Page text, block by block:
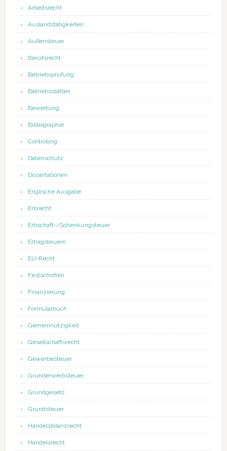
Arbeitsrecht
Auslandstätigkeiten
Außensteuer
Berufsrecht
Betriebsprüfung
Betriebsstätten
Bewertung
Bibliographie
Controlling
Datenschutz
Dissertationen
Englische Ausgabe
Erbrecht
Erbschaft-/Schenkungsteuer
Ertragsteuern
EU-Recht
Festschriften
Finanzierung
Formularbuch
Gemeinnützigkeit
Gesellschaftsrecht
Gewerbesteuer
Grunderwerbsteuer
Grundgesetz
Grundsteuer
Handelsbilanzrecht
Handelsrecht